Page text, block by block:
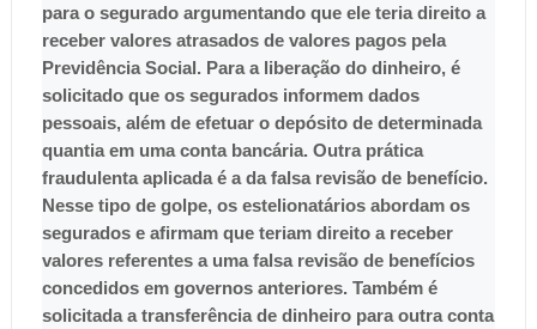
para o segurado argumentando que ele teria direito a
receber valores atrasados de valores pagos pela
Previdência Social. Para a liberação do dinheiro, é
solicitado que os segurados informem dados
pessoais, além de efetuar o depósito de determinada
quantia em uma conta bancária. Outra prática
fraudulenta aplicada é a da falsa revisão de benefício.
Nesse tipo de golpe, os estelionatários abordam os
segurados e afirmam que teriam direito a receber
valores referentes a uma falsa revisão de benefícios
concedidos em governos anteriores. Também é
solicitada a transferência de dinheiro para outra conta